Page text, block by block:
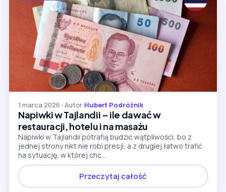
1 marca 2026 •Autor:Hubert Podróżnik
Napiwki w Tajlandii – ile dawać w
restauracji, hotelu i na masażu
Napiwki w Tajlandii potrafią budzić wątpliwości, bo z
jednej strony nikt nie robi presji, a z drugiej łatwo trafić
na sytuację, w której chc...
Przeczytaj całość